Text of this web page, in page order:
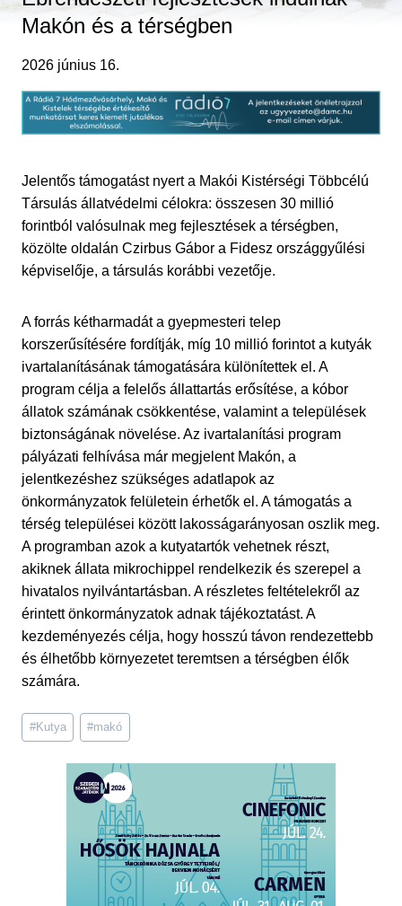
Makón és a térségben
2026 június 16.
Jelentős támogatást nyert a Makói Kistérségi Többcélú
Társulás állatvédelmi célokra: összesen 30 millió
forintból valósulnak meg fejlesztések a térségben,
közölte oldalán Czirbus Gábor a Fidesz országgyűlési
képviselője, a társulás korábbi vezetője.
A forrás kétharmadát a gyepmesteri telep
korszerűsítésére fordítják, míg 10 millió forintot a kutyák
ivartalanításának támogatására különítettek el. A
program célja a felelős állattartás erősítése, a kóbor
állatok számának csökkentése, valamint a települések
biztonságának növelése. Az ivartalanítási program
pályázati felhívása már megjelent Makón, a
jelentkezéshez szükséges adatlapok az
önkormányzatok felületein érhetők el. A támogatás a
térség települései között lakosságarányosan oszlik meg.
A programban azok a kutyatartók vehetnek részt,
akiknek állata mikrochippel rendelkezik és szerepel a
hivatalos nyilvántartásban. A részletes feltételekről az
érintett önkormányzatok adnak tájékoztatást. A
kezdeményezés célja, hogy hosszú távon rendezettebb
és élhetőbb környezetet teremtsen a térségben élők
számára.
Post
Tags:
#Kutya #makó